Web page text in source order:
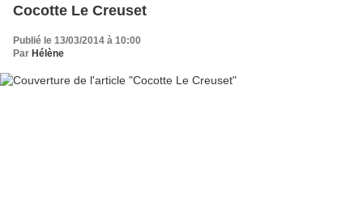
Cocotte Le Creuset
Publié le 13/03/2014 à 10:00
Par Hélène